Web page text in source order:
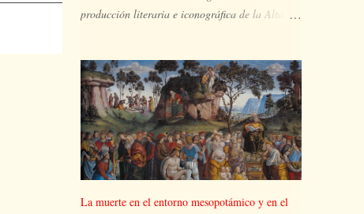
producción literaria e iconográfica de la Alta
hermético es el espacio ocupado por María y su
hijo, en un lugar apartado, aislado y
paradisíaco, un vergel en plena floración en el
que pueden aparecer también otras imágenes
simbólicas de la plenitud de María y extraídas
del Antiguo Testamento, tales como la zarza que
arde pero no se consume, la puerta cerrada de la
visión de Ezequiel, el pozo de agua viva, la
La muerte en el entorno mesopotámico y en el